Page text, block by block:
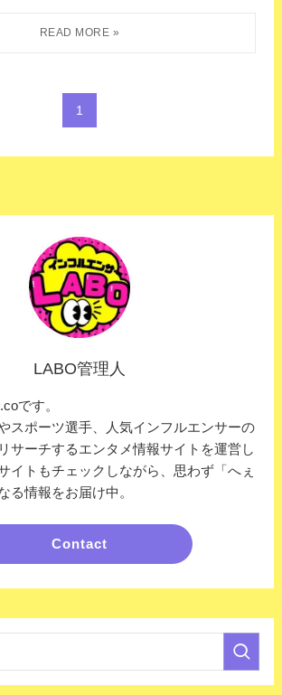
1
LABO管理人
です。
スポーツ選手、人気インフルエンサーの
サーチするエンタメ情報サイトを運営し
イトもチェックしながら、思わず「へぇ
る情報をお届け中。
Contact